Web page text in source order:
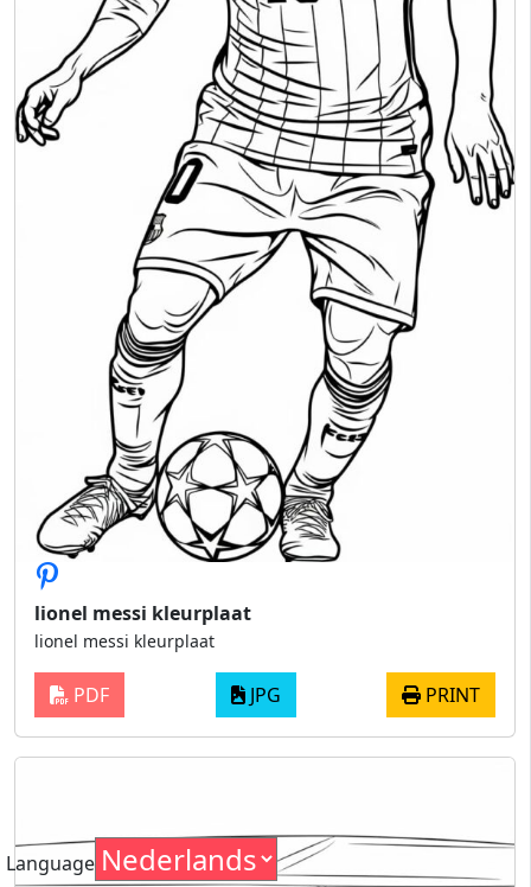
lionel messi kleurplaat
lionel messi kleurplaat
PDF JPG PRINT
Language